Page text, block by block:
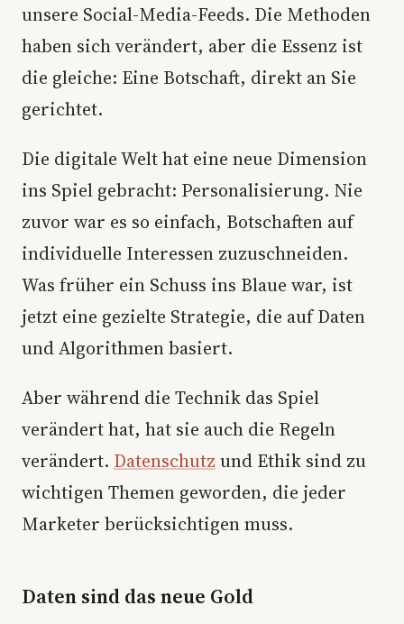
unsere Social-Media-Feeds. Die Methoden
haben sich verändert, aber die Essenz ist
die gleiche: Eine Botschaft, direkt an Sie
gerichtet.
Die digitale Welt hat eine neue Dimension
ins Spiel gebracht: Personalisierung. Nie
zuvor war es so einfach, Botschaften auf
individuelle Interessen zuzuschneiden.
Was früher ein Schuss ins Blaue war, ist
jetzt eine gezielte Strategie, die auf Daten
und Algorithmen basiert.
Aber während die Technik das Spiel
verändert hat, hat sie auch die Regeln
verändert. Datenschutz und Ethik sind zu
wichtigen Themen geworden, die jeder
Marketer berücksichtigen muss.
Daten sind das neue Gold